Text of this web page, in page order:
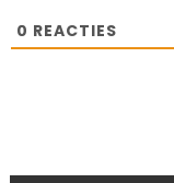
0 REACTIES